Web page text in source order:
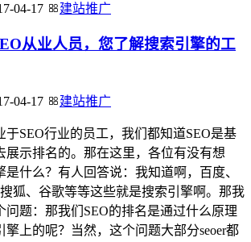
04-17 建站推广
从业人员，您了解搜索引擎的工
04-17 建站推广
于SEO行业的员工，我们都知道SEO是基
展示排名的。那在这里，各位有没有想
是什么？有人回答说：我知道啊，百度、
狐、谷歌等等这些就是搜索引擎啊。那我
问题：那我们SEO的排名是通过什么原理
擎上的呢？当然，这个问题大部分seoer都